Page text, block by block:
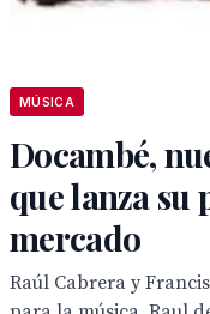
MÚSICA
Docambé,
que lanza su
mercado
Raúl Cabrera y